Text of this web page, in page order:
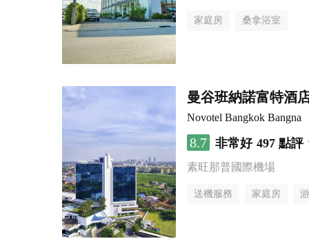
家庭房 桑拿浴室
曼谷班納諾富特酒
Novotel Bangkok Bangna
8.7 非常好 497 點評
素旺那普國際機場
送機服務 家庭房